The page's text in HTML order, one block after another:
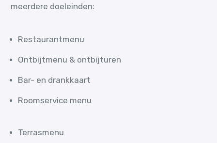
meerdere doeleinden:
Restaurantmenu
Ontbijtmenu & ontbijturen
Bar- en drankkaart
Roomservice menu
Terrasmenu